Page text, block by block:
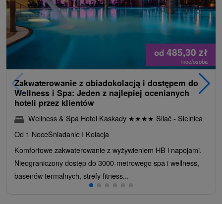
od 485,30 zł
/noc/osoba
Zakwaterowanie z obiadokolacją i dostępem do
Wellness i Spa: Jeden z najlepiej ocenianych
hoteli przez klientów
Wellness & Spa Hotel Kaskady ★★★★ Sliač - Sielnica
Od 1 NoceŚniadanie I Kolacja
Komfortowe zakwaterowanie z wyżywieniem HB i napojami.
Nieograniczony dostęp do 3000-metrowego spa i wellness,
basenów termalnych, strefy fitness...